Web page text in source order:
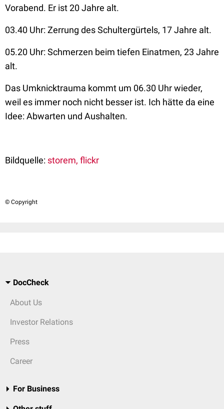
Vorabend. Er ist 20 Jahre alt.
03.40 Uhr: Zerrung des Schultergürtels, 17 Jahre alt.
05.20 Uhr: Schmerzen beim tiefen Einatmen, 23 Jahre
alt.
Das Umknicktrauma kommt um 06.30 Uhr wieder,
weil es immer noch nicht besser ist. Ich hätte da eine
Idee: Abwarten und Aushalten.
Bildquelle: storem, flickr
© Copyright
DocCheck
About Us
Investor Relations
Press
Career
For Business